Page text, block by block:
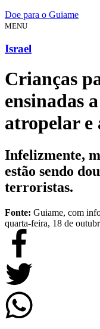
Doe para o Guiame
MENU
Israel
Crianças
ensinadas
atropelar e
Infelizmente,
estão sendo
terroristas.
Fonte: Guiame, com
quarta-feira, 18 de